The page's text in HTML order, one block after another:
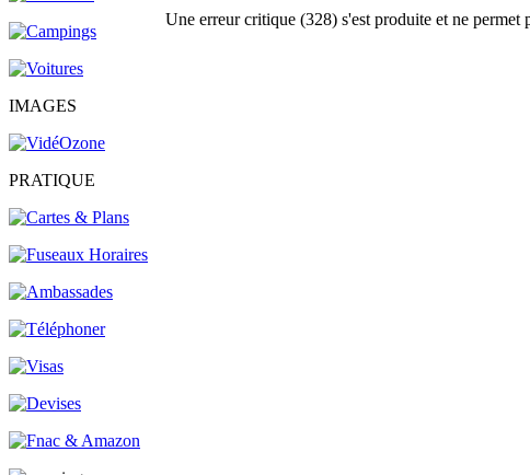
IMAGES
PRATIQUE
Une erreur critique (328) s'est produite et ne permet